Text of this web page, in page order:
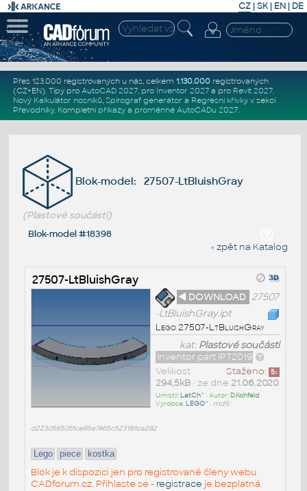
CZ | SK| EN | DE
Přes 123.000 registrovaných u nás, celkem 1.130.000registrovaných
(CZ+EN). Tipy pro AutoCAD 2027, pro Inventor 2027a pro Revit 2027.
Nový Kalkulátor nosníků, Spirograf generátor a Regresní křivkyv sekci
Převodníky. Kompletní příkazya proměnné AutoCADu 2027.
Blok-model: 27507-LtBluishGray
(Plastové součásti)
Blok-model #18398
« zpět na Katalog
27507-LtBluishGray
◄ DOWNLOAD 27507
-LtBluishGray.ipt
Lego 27507-LtBluishGray
kat:Plastové součásti
Inventor part IPT2019
Staženo: 5x
Velikost
294,5kB• ze dne 21.06.2020
Umístil: LatCh^ • Autor: D.Kohfeld•
Výrobce: LEGO^ • md5:
d2230565051ce95e7465c523181ca282
Lego piece kostka
Blok je k dispozici jen pro registrované členy webu
CADforum.cz. Přihlaste se - registrace je bezplatná.